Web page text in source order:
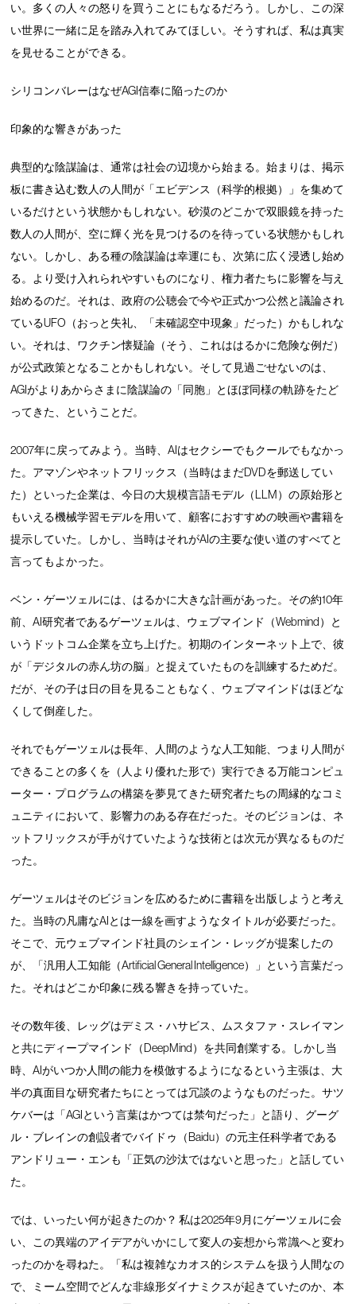
い。多くの人々の怒りを買うことにもなるだろう。しかし、この深
い世界に一緒に足を踏み入れてみてほしい。そうすれば、私は真実
を見せることができる。
シリコンバレーはなぜAGI信奉に陥ったのか
印象的な響きがあった
典型的な陰謀論は、通常は社会の辺境から始まる。始まりは、掲示
板に書き込む数人の人間が「エビデンス（科学的根拠）」を集めて
いるだけという状態かもしれない。砂漠のどこかで双眼鏡を持った
数人の人間が、空に輝く光を見つけるのを待っている状態かもしれ
ない。しかし、ある種の陰謀論は幸運にも、次第に広く浸透し始め
る。より受け入れられやすいものになり、権力者たちに影響を与え
始めるのだ。それは、政府の公聴会で今や正式かつ公然と議論され
ているUFO（おっと失礼、「未確認空中現象」だった）かもしれな
い。それは、ワクチン懐疑論（そう、これははるかに危険な例だ）
が公式政策となることかもしれない。そして見過ごせないのは、
AGIがよりあからさまに陰謀論の「同胞」とほぼ同様の軌跡をたど
ってきた、ということだ。
2007年に戻ってみよう。当時、AIはセクシーでもクールでもなかっ
た。アマゾンやネットフリックス（当時はまだDVDを郵送してい
た）といった企業は、今日の大規模言語モデル（LLM）の原始形と
もいえる機械学習モデルを用いて、顧客におすすめの映画や書籍を
提示していた。しかし、当時はそれがAIの主要な使い道のすべてと
言ってもよかった。
ベン・ゲーツェルには、はるかに大きな計画があった。その約10年
前、AI研究者であるゲーツェルは、ウェブマインド（Webmind）と
いうドットコム企業を立ち上げた。初期のインターネット上で、彼
が「デジタルの赤ん坊の脳」と捉えていたものを訓練するためだ。
だが、その子は日の目を見ることもなく、ウェブマインドはほどな
くして倒産した。
それでもゲーツェルは長年、人間のような人工知能、つまり人間が
できることの多くを（人より優れた形で）実行できる万能コンピュ
ーター・プログラムの構築を夢見てきた研究者たちの周縁的なコミ
ュニティにおいて、影響力のある存在だった。そのビジョンは、ネ
ットフリックスが手がけていたような技術とは次元が異なるものだ
った。
ゲーツェルはそのビジョンを広めるために書籍を出版しようと考え
た。当時の凡庸なAIとは一線を画すようなタイトルが必要だった。
そこで、元ウェブマインド社員のシェイン・レッグが提案したの
が、「汎用人工知能（Artificial General Intelligence）」という言葉だっ
た。それはどこか印象に残る響きを持っていた。
その数年後、レッグはデミス・ハサビス、ムスタファ・スレイマン
と共にディープマインド（DeepMind）を共同創業する。しかし当
時、AIがいつか人間の能力を模倣するようになるという主張は、大
半の真面目な研究者たちにとっては冗談のようなものだった。サツ
ケバーは「AGIという言葉はかつては禁句だった」と語り、グーグ
ル・ブレインの創設者でバイドゥ（Baidu）の元主任科学者である
アンドリュー・エンも「正気の沙汰ではないと思った」と話してい
た。
では、いったい何が起きたのか？ 私は2025年9月にゲーツェルに会
い、この異端のアイデアがいかにして変人の妄想から常識へと変わ
ったのかを尋ねた。「私は複雑なカオス的システムを扱う人間なの
で、ミーム空間でどんな非線形ダイナミクスが起きていたのか、本